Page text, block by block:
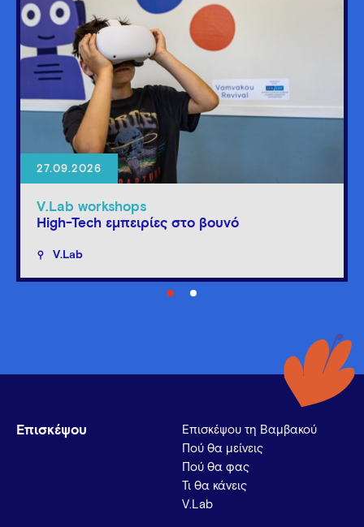
27.09.2026
V.Lab workshops
High-Tech εμπειρίες στο βουνό
V.Lab
Επισκέψου
Επισκέψου τη Βαμβακού
Πού θα μείνεις
Πού θα φας
Τι θα κάνεις
V.Lab